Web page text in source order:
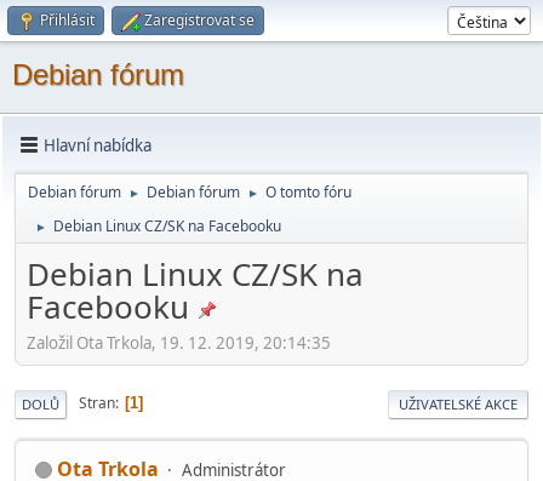
Přihlásit Zaregistrovat se
Debian fórum
Hlavní nabídka
Debian fórum ► Debian fórum ► O tomto fóru
► Debian Linux CZ/SK na Facebooku
Debian Linux CZ/SK na
Facebooku
Založil Ota Trkola, 19. 12. 2019, 20:14:35
DOLŮ Stran 1 UŽIVATELSKÉ AKCE
Ota Trkola Administrátor